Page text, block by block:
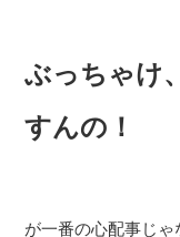
ぶっちゃけ
すんの！
が一番の心配事じゃ